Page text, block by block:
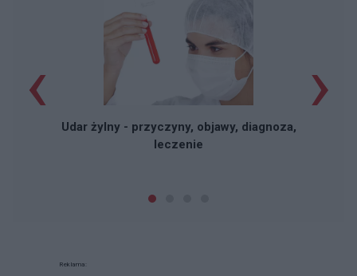
Udar żylny - przyczyny, objawy, diagnoza,
leczenie
‹ ›
Reklama: